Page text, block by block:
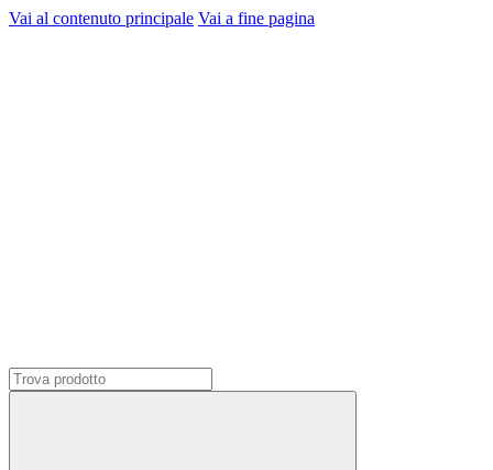
Vai al contenuto principale Vai a fine pagina